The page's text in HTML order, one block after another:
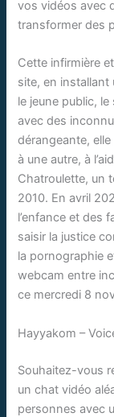
vos vidéos avec
transformer des
Cette infirmière
site, en installant
le jeune public,
avec des
dérangeante,
à une autre, à
Chatroulette, un
2010. En avril
l’enfance et des
saisir la justice
la pornographie
webcam entre
ce mercredi 8
Hayyakom –
Souhaitez-vous
un chat vidéo
personnes avec